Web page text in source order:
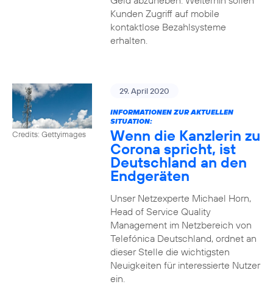
Kunden Zugriff auf mobile
kontaktlose Bezahlsysteme
erhalten.
Credits: Gettyimages
29. April 2020
INFORMATIONEN ZUR AKTUELLEN
SITUATION:
Wenn die Kanzlerin zu
Corona spricht, ist
Deutschland an den
Endgeräten
Unser Netzexperte Michael Horn,
Head of Service Quality
Management im Netzbereich von
Telefónica Deutschland, ordnet an
dieser Stelle die wichtigsten
Neuigkeiten für interessierte Nutzer
ein.